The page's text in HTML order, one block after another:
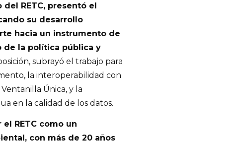
RETC, presentó el
su desarrollo
hacia un instrumento de
de la política pública y
subrayó el trabajo para
la interoperabilidad con
Única, y la
en la calidad de los datos.
RETC como un
con más de 20 años